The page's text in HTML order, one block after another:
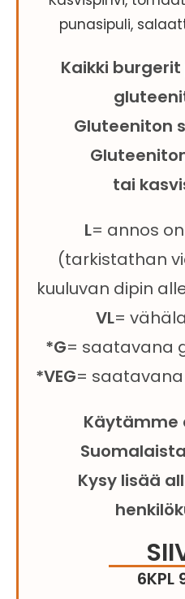
punasipuli,
Kaikki
Gluteeniton
tai
L= annos
(tarkistathan
kuuluvan dipin
VL=
*G= saatavana
*VEG=
Käytämme
Kysy lisää
6KPL